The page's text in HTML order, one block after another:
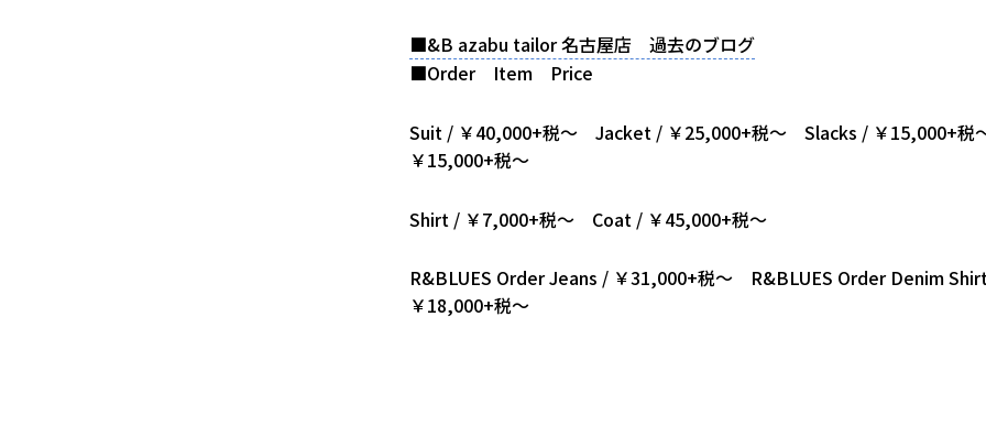
■&B azabu tailor 名古屋店 過去のブログ
■Order Item Price
Suit / ￥40,000+税～ Jacket / ￥25,000+税～ Slacks / ￥15,000+
￥15,000+税～
Shirt / ￥7,000+税～ Coat / ￥45,000+税～
R&BLUES Order Jeans / ￥31,000+税～ R&BLUES Order Denim
￥18,000+税～